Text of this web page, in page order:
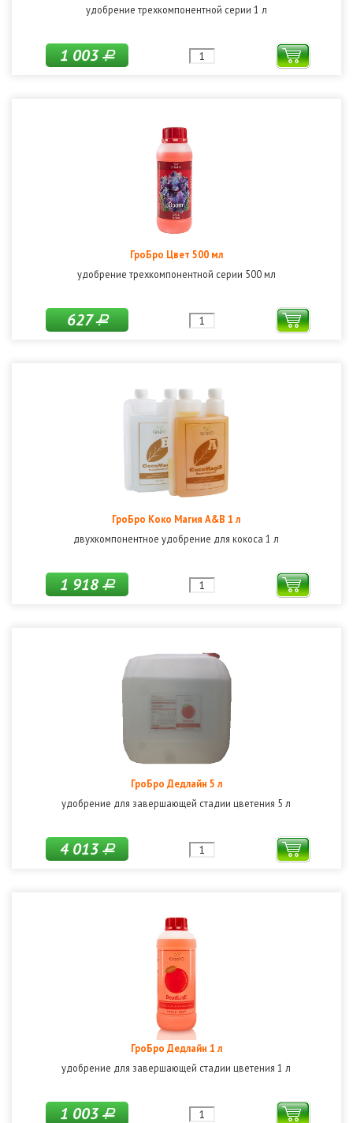
удобрение трехкомпонентной серии 1 л
1 003Р
ГроБро Цвет 500 мл
удобрение трехкомпонентной серии 500 мл
627Р
ГроБро Коко Магия A&B 1 л
двухкомпонентное удобрение для кокоса 1 л
1 918Р
ГроБро Дедлайн 5 л
удобрение для завершающей стадии цветения 5 л
4 013Р
ГроБро Дедлайн 1 л
удобрение для завершающей стадии цветения 1 л
1 003Р